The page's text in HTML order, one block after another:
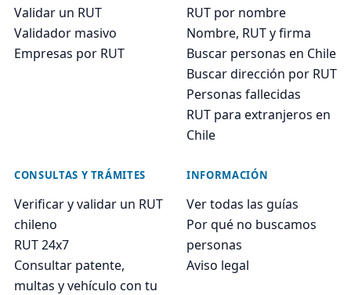
Validar un RUT
Validador masivo
Empresas por RUT
RUT por nombre
Nombre, RUT y firma
Buscar personas en Chile
Buscar dirección por RUT
Personas fallecidas
RUT para extranjeros en
Chile
CONSULTAS Y TRÁMITES
Verificar y validar un RUT
chileno
RUT 24x7
Consultar patente,
multas y vehículo con tu
INFORMACIÓN
Ver todas las guías
Por qué no buscamos
personas
Aviso legal